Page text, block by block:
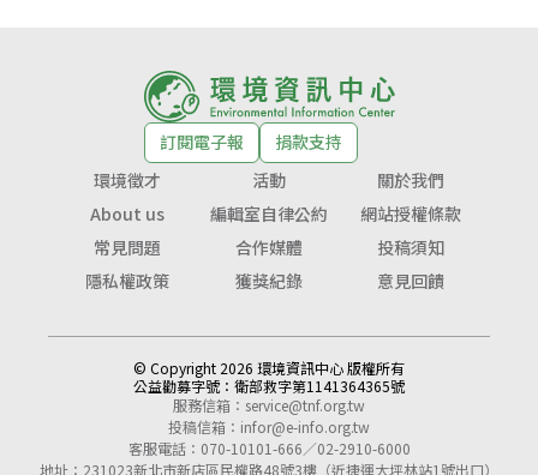
訂閱電子報
捐款支持
環境徵才
活動
關於我們
About us
編輯室自律公約
網站授權條款
常見問題
合作媒體
投稿須知
隱私權政策
獲獎紀錄 意見回饋
© Copyright 2026 環境資訊中心 版權所有
公益勸募字號： 衛部救字第1141364365號
服務信箱： service@tnf.org.tw
投稿信箱： infor@e-info.org.tw
客服電話：070-10101-666／02-2910-6000
地址：231023新北市新店區民權路48號3樓（近捷運大坪林站1號出口）